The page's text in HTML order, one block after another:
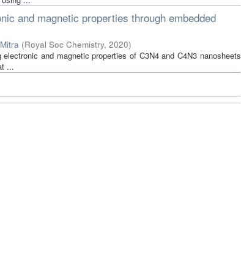
and magnetic properties through embedded
(Royal Soc Chemistry, 2020)
and magnetic properties of C3N4 and C4N3 nanosheets
...